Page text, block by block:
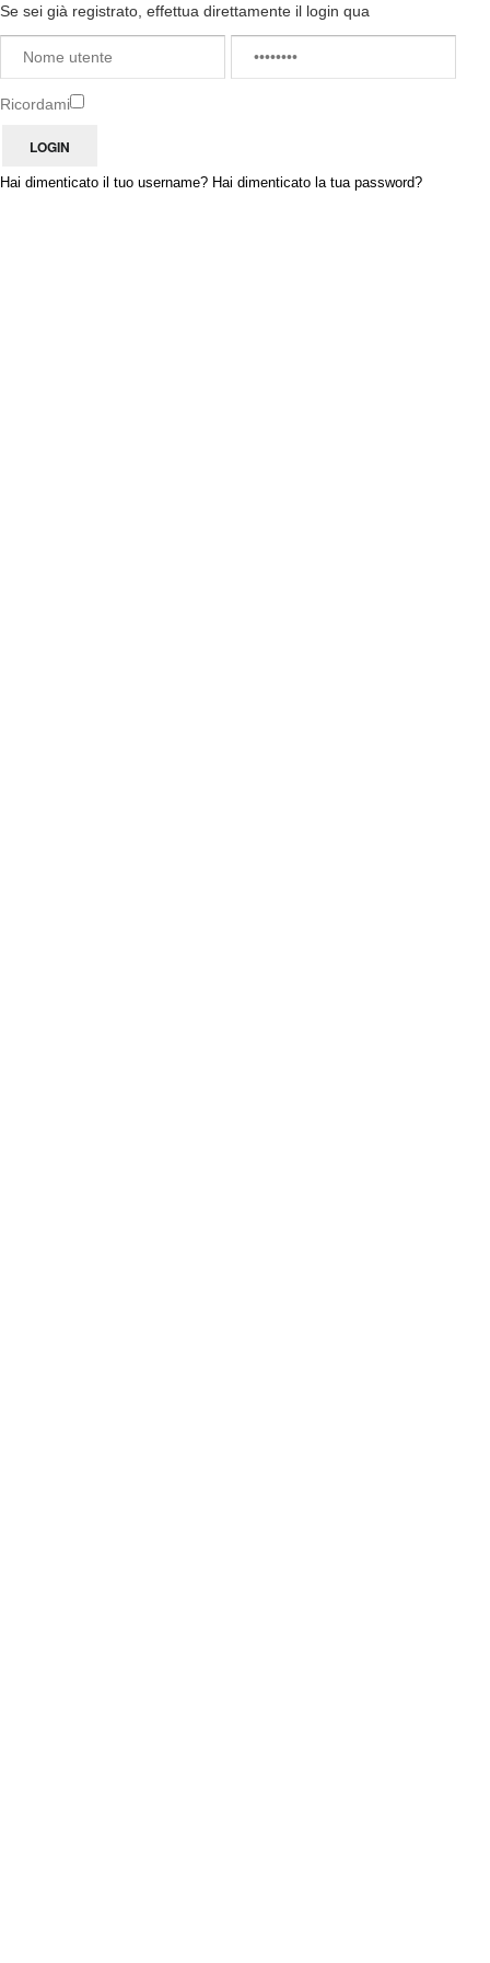
Se sei già registrato, effettua direttamente il login qua
Ricordami
Hai dimenticato il tuo username? Hai dimenticato la tua password?